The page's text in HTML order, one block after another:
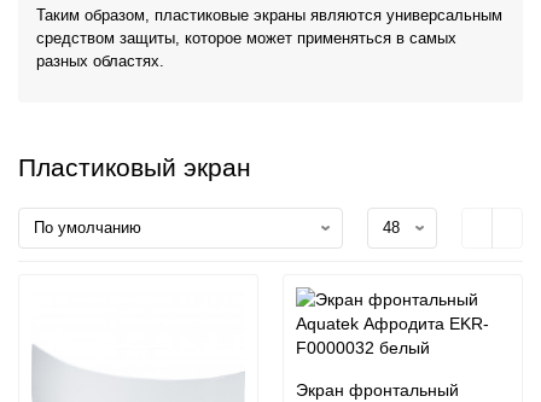
Таким образом, пластиковые экраны являются универсальным
средством защиты, которое может применяться в самых
разных областях.
Пластиковый экран
Экран фронтальный